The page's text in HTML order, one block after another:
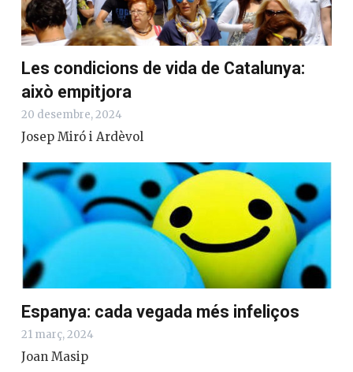
Les condicions de vida de Catalunya:
això empitjora
20 desembre, 2024
Josep Miró i Ardèvol
Espanya: cada vegada més infeliços
21 març, 2024
Joan Masip